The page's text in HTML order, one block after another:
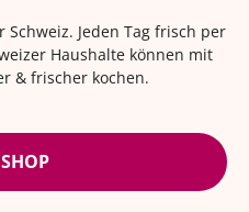
Jeden Tag frisch per
Haushalte können mit
& frischer kochen.